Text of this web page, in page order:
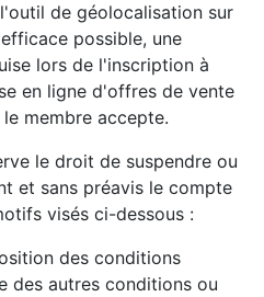
de géolocalisation sur
possible, une
lors de l'inscription à
en ligne d'offres de vente
membre accepte.
le droit de suspendre ou
et sans préavis le compte
visés ci-dessous :
des conditions
des autres conditions ou